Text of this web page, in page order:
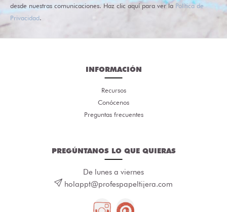
desde nuestras comunicaciones. Haz clic aquí para ver la Política de
Privacidad.
INFORMACIÓN
Recursos
Conócenos
Preguntas frecuentes
PREGÚNTANOS LO QUE QUIERAS
De lunes a viernes
holappt@profespapeltijera.com